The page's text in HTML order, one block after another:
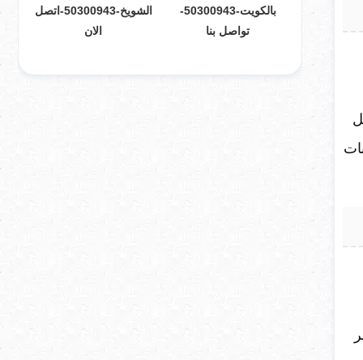
بالكويت-50300943-
تواصل بنا
الشويخ-50300943-اتصل
الان